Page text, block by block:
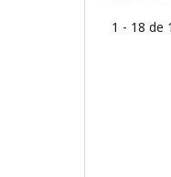
1 - 18